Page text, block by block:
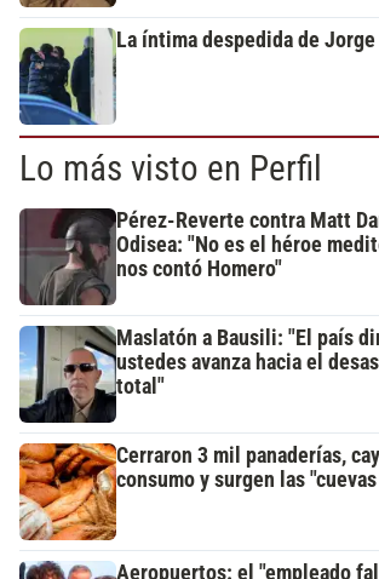
La íntima despedida de
Lo más visto en Perfil
Pérez-Reverte contra Matt
Odisea: "No es el héroe
nos contó Homero"
Maslatón a Bausili: "El país
ustedes avanza hacia el
total"
Cerraron 3 mil panaderías,
consumo y surgen las
Aeropuertos: el "empleado